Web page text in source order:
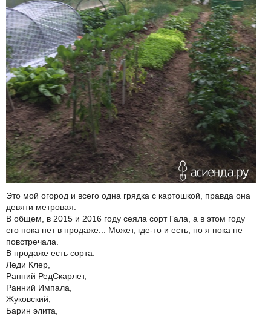
Это мой огород и всего одна грядка с картошкой, правда она
девяти метровая.
В общем, в 2015 и 2016 году сеяла сорт Гала, а в этом году
его пока нет в продаже... Может, где-то и есть, но я пока не
повстречала.
В продаже есть сорта:
Леди Клер,
Ранний РедСкарлет,
Ранний Импала,
Жуковский,
Барин элита,